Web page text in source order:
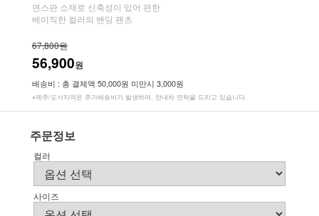
면스판 소재로 신축성이 있어 편한
베이직한 컬러의 밴딩 팬츠
67,800원
56,900원
배송비 : 총 결제액 50,000원 미만시 3,000원
※제주/도서지역은 추가배송비가 발생하며, 안내차 연락을 드리고 있습니다.
주문정보
컬러
사이즈